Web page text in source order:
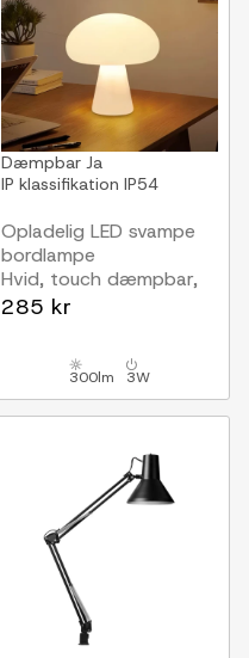
Dæmpbar Ja
IP klassifikation IP54
Opladelig LED svampe
bordlampe
Hvid, touch dæmpbar,
CCT, IP54
285 kr
300lm 3W